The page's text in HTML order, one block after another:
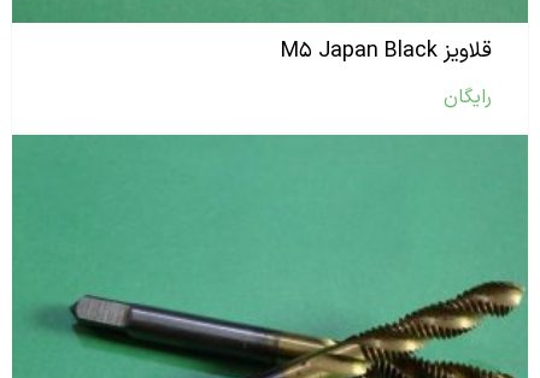
قلاویز M۵ Japan Black
رایگان